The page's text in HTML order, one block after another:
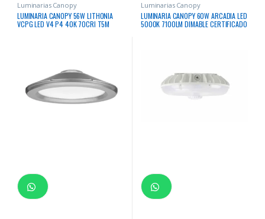
Luminarias Canopy
LUMINARIA CANOPY 56W LITHONIA
VCPG LED V4 P4 40K 70CRI T5M
Luminarias Canopy
LUMINARIA CANOPY 60W ARCADIA LED
5000K 7100LM DIMABLE CERTIFICADO